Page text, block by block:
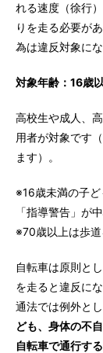
れる速度（徐行
りを走る必要が
為は違反対象にな
対象年齢：16歳
高校生や成人、
用者が対象です
ます）。
※16歳未満の子
「指導警告」が
※70歳以上は歩道
自転車は原則と
を走ると違反に
通法では例外とし
ども、身体の不
自転車で通行す